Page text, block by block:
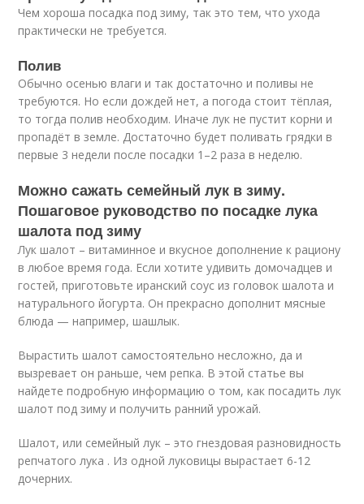
Чем хороша посадка под зиму, так это тем, что ухода
практически не требуется.
Полив
Обычно осенью влаги и так достаточно и поливы не
требуются. Но если дождей нет, а погода стоит тёплая,
то тогда полив необходим. Иначе лук не пустит корни и
пропадёт в земле. Достаточно будет поливать грядки в
первые 3 недели после посадки 1–2 раза в неделю.
Можно сажать семейный лук в зиму.
Пошаговое руководство по посадке лука
шалота под зиму
Лук шалот – витаминное и вкусное дополнение к рациону
в любое время года. Если хотите удивить домочадцев и
гостей, приготовьте иранский соус из головок шалота и
натурального йогурта. Он прекрасно дополнит мясные
блюда — например, шашлык.
Вырастить шалот самостоятельно несложно, да и
вызревает он раньше, чем репка. В этой статье вы
найдете подробную информацию о том, как посадить лук
шалот под зиму и получить ранний урожай.
Шалот, или семейный лук – это гнездовая разновидность
репчатого лука . Из одной луковицы вырастает 6-12
дочерних.